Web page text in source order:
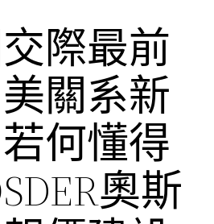
際最前
關系新
何懂得
奧斯